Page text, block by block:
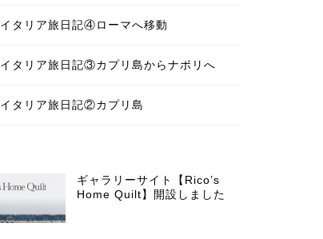
イタリア旅日記④ローマへ移動
イタリア旅日記③カプリ島からナポリへ
イタリア旅日記②カプリ島
ギャラリーサイト【Rico’s
Home Quilt】開設しました